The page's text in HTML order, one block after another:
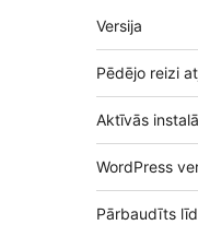
Meta
Versija
Pēdējo reizi
Aktīvās
WordPress
Pārbaudīts